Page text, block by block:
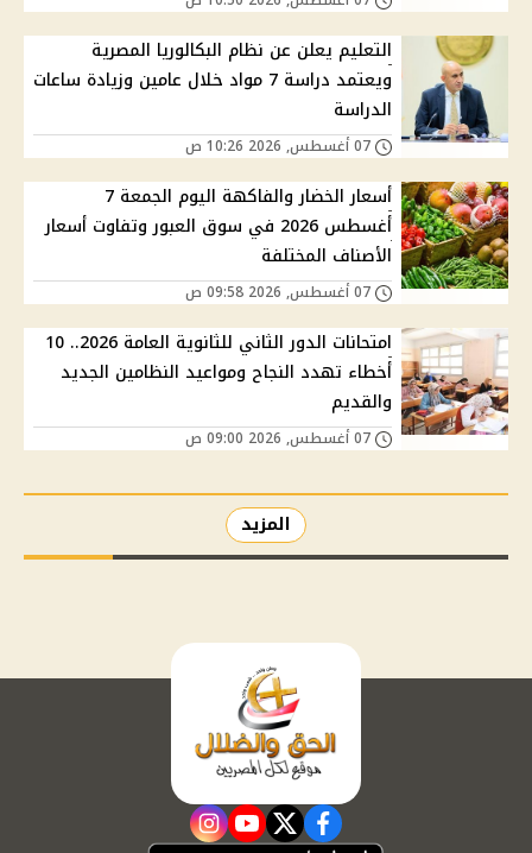
التعليم يعلن عن نظام البكالوريا المصرية
ويعتمد دراسة 7 مواد خلال عامين وزيادة ساعات
الدراسة
أسعار الخضار والفاكهة اليوم الجمعة 7
أغسطس 2026 في سوق العبور وتفاوت أسعار
الأصناف المختلفة
امتحانات الدور الثاني للثانوية العامة 2026.. 10
أخطاء تهدد النجاح ومواعيد النظامين الجديد
والقديم
المزيد
facebook
twitter
youtube
instagram